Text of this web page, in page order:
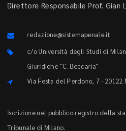
Direttore Responsabile Prof. Gian
redazione@sistemapenale.it
c/o Università degli Studi di
Giuridiche "C. Beccaria"
Via Festa del Perdono, 7 - 20122
Iscrizione nel pubblico registro della
Tribunale di Milano.